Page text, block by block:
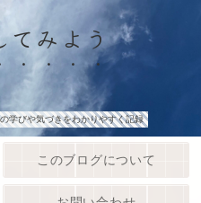
てみよう
学びや気づきをわかりやすく記録
このブログについて